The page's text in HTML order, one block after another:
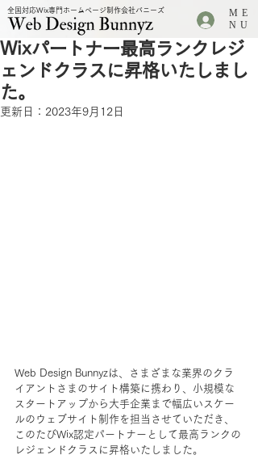
.
全国対応Wix専門ホームページ制作会社バニーズ
ME
NU
Wixパートナー最高ランクレジ
ェンドクラスに昇格いたしまし
た。
更新日： 2023年9月12日
Web Design Bunnyzは、さまざまな業界のクラ
イアントさまのサイト構築に携わり、小規模な
スタートアップから大手企業まで幅広いスケー
ルのウェブサイト制作を担当させていただき、
このたびWix認定パートナーとして最高ランクの
レジェンドクラスに昇格いたしました。